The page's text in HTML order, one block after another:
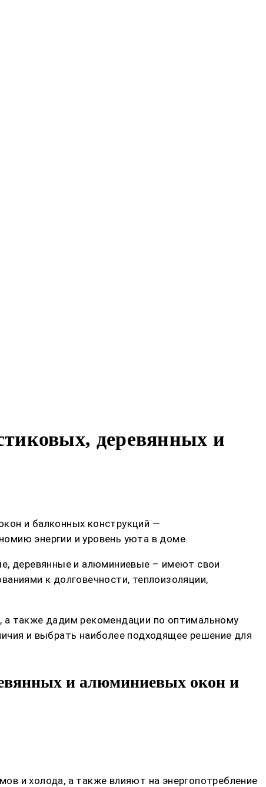
деревянных и
и балконных конструкций —
энергии и уровень уюта в доме.
деревянные и алюминиевые – имеют свои
к долговечности, теплоизоляции,
также дадим рекомендации по оптимальному
и выбрать наиболее подходящее решение для
и алюминиевых окон и
и холода, а также влияют на энергопотребление